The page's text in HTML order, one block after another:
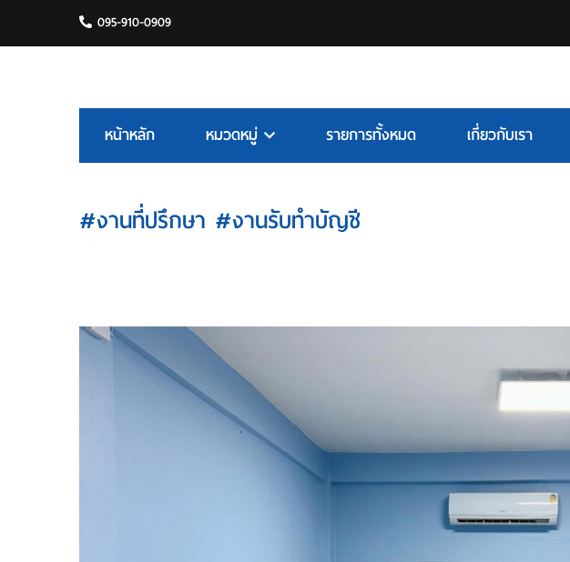
095-910-0909
หน้าหลัก หมวดหมู่ รายการทั้งหมด เกี่ยวกับเรา
#งานที่ปรึกษา #งานรับทำบัญชี